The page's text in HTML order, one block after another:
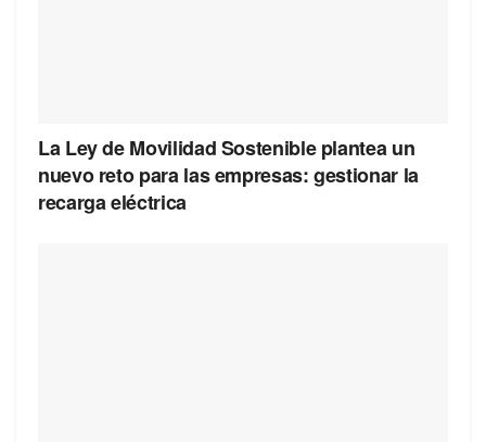
La Ley de Movilidad Sostenible plantea un
nuevo reto para las empresas: gestionar la
recarga eléctrica